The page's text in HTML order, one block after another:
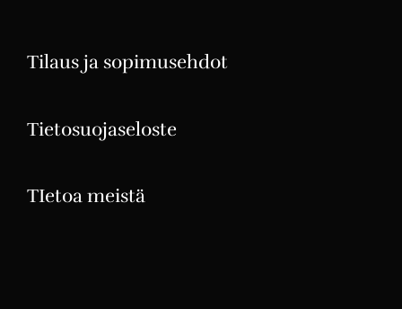
Tilaus ja sopimusehdot
Tietosuojaseloste
TIetoa meistä